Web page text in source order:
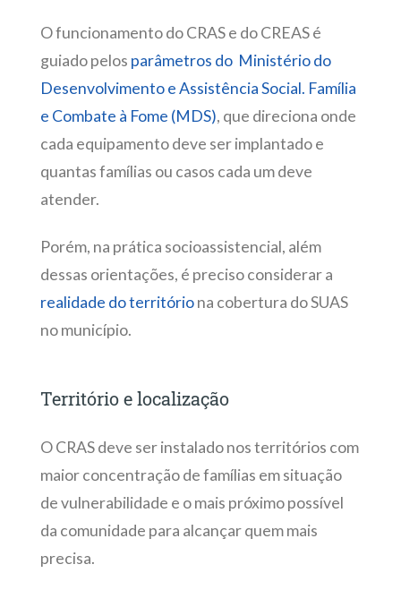
O funcionamento do CRAS e do CREAS é
guiado pelos parâmetros do Ministério do
Desenvolvimento e Assistência Social. Família
e Combate à Fome (MDS), que direciona onde
cada equipamento deve ser implantado e
quantas famílias ou casos cada um deve
atender.
Porém, na prática socioassistencial, além
dessas orientações, é preciso considerar a
realidade do territóriona cobertura do SUAS
no município.
Território e localização
O CRAS deve ser instalado nos territórios com
maior concentração de famílias em situação
de vulnerabilidade e o mais próximo possível
da comunidade para alcançar quem mais
precisa.